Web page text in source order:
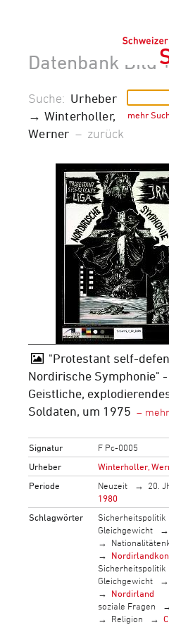
Datenbank Bild
mehr
Suche: Urheber
→ Winterholler,
Werner – zurück
"Protestant self-
Nordirische Symphonie"
Geistliche,
Soldaten, um 1975
Signatur
F Pc-0005
Urheber
Winterholler,
Periode
Neuzeit 20.
1980
Schlagwörter
Sicherheitspolitik
Gleichgewicht
Sicherheitspolitik
Gleichgewicht
Nordirland
soziale Fragen
Religion